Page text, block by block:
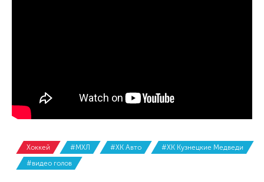
Хоккей #МХЛ #ХК Авто
#ХК Кузнецкие Медведи
#видео голов